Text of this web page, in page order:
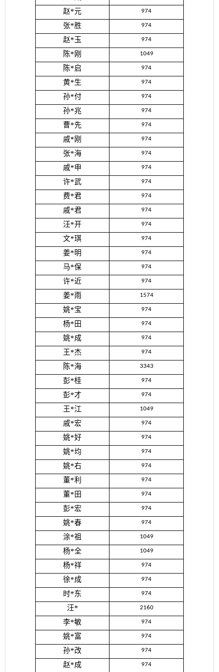
赵*元 974
张*胜 974
赵*玉 974
陈*刚 1049
陈*启 974
黄*生 974
孙*付 974
孙*兆 974
曹*先 974
戚*刚 974
张*海 974
戚*申 974
许*武 974
费*君 974
戚*君 974
汪*开 974
文*琪 974
姜*明 974
马*保 974
许*近 974
姜*雨 1574
姚*宝 974
杨*田 974
姚*成 974
王*杰 974
陈*海 3343
彭*桂 974
彭*才 974
王*江 1049
戚*宏 974
姚*好 974
姚*均 974
姚*右 974
董*利 974
董*田 974
彭*宏 974
姚*春 974
涂*祖 1049
杨*全 1049
杨*祥 974
徐*成 974
时*东 974
汪* 2160
李*敏 974
姚*富 974
孙*改 974
赵*成 974